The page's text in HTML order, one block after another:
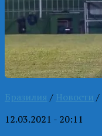
Бразилия / Новости /
12.03.2021 - 20:11